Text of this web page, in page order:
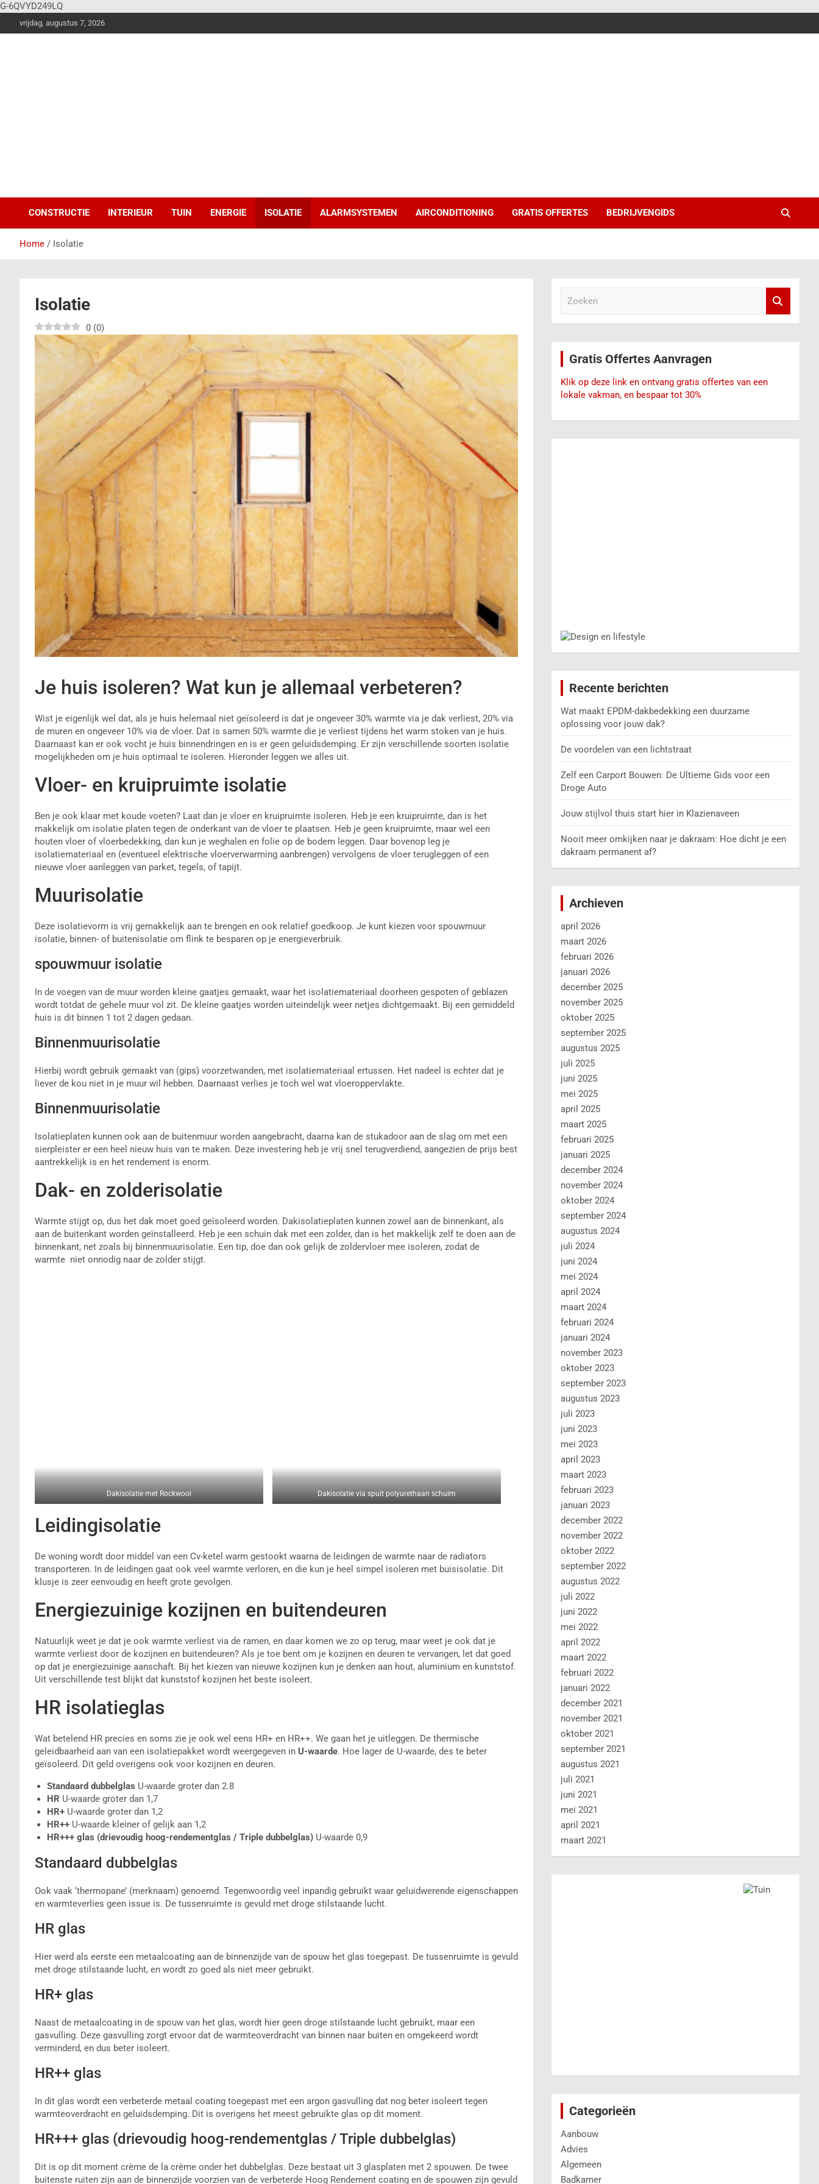
G-6QVYD249LQ
vrijdag, augustus 7, 2026
CONSTRUCTIE INTERIEUR TUIN ENERGIE ISOLATIE ALARMSYSTEMEN AIRCONDITIONING GRATIS OFFERTES BEDRIJVENGIDS
Home Isolatie
Isolatie
0 (0)
Je huis isoleren? Wat kun je allemaal verbeteren?
Wist je eigenlijk wel dat, als je huis helemaal niet geïsoleerd is dat je ongeveer 30% warmte via je dak verliest, 20% via
de muren en ongeveer 10% via de vloer. Dat is samen 50% warmte die je verliest tijdens het warm stoken van je huis.
Daarnaast kan er ook vocht je huis binnendringen en is er geen geluidsdemping. Er zijn verschillende soorten isolatie
mogelijkheden om je huis optimaal te isoleren. Hieronder leggen we alles uit.
Vloer- en kruipruimte isolatie
Ben je ook klaar met koude voeten? Laat dan je vloer en kruipruimte isoleren. Heb je een kruipruimte, dan is het
makkelijk om isolatie platen tegen de onderkant van de vloer te plaatsen. Heb je geen kruipruimte, maar wel een
houten vloer of vloerbedekking, dan kun je weghalen en folie op de bodem leggen. Daar bovenop leg je
isolatiemateriaal en (eventueel elektrische vloerverwarming aanbrengen) vervolgens de vloer terugleggen of een
nieuwe vloer aanleggen van parket, tegels, of tapijt.
Muurisolatie
Deze isolatievorm is vrij gemakkelijk aan te brengen en ook relatief goedkoop. Je kunt kiezen voor spouwmuur
isolatie, binnen- of buitenisolatie om flink te besparen op je energieverbruik.
spouwmuur isolatie
In de voegen van de muur worden kleine gaatjes gemaakt, waar het isolatiemateriaal doorheen gespoten of geblazen
wordt totdat de gehele muur vol zit. De kleine gaatjes worden uiteindelijk weer netjes dichtgemaakt. Bij een gemiddeld
huis is dit binnen 1 tot 2 dagen gedaan.
Binnenmuurisolatie
Hierbij wordt gebruik gemaakt van (gips) voorzetwanden, met isolatiemateriaal ertussen. Het nadeel is echter dat je
liever de kou niet in je muur wil hebben. Daarnaast verlies je toch wel wat vloeroppervlakte.
Binnenmuurisolatie
Isolatieplaten kunnen ook aan de buitenmuur worden aangebracht, daarna kan de stukadoor aan de slag om met een
sierpleister er een heel nieuw huis van te maken. Deze investering heb je vrij snel terugverdiend, aangezien de prijs best
aantrekkelijk is en het rendement is enorm.
Dak- en zolderisolatie
Warmte stijgt op, dus het dak moet goed geïsoleerd worden. Dakisolatieplaten kunnen zowel aan de binnenkant, als
aan de buitenkant worden geïnstalleerd. Heb je een schuin dak met een zolder, dan is het makkelijk zelf te doen aan de
binnenkant, net zoals bij binnenmuurisolatie. Een tip, doe dan ook gelijk de zoldervloer mee isoleren, zodat de
warmte niet onnodig naar de zolder stijgt.
Dakisolatie met Rockwool Dakisolatie via spuit polyurethaan schuim
Leidingisolatie
De woning wordt door middel van een Cv-ketel warm gestookt waarna de leidingen de warmte naar de radiators
transporteren. In de leidingen gaat ook veel warmte verloren, en die kun je heel simpel isoleren met buisisolatie. Dit
klusje is zeer eenvoudig en heeft grote gevolgen.
Energiezuinige kozijnen en buitendeuren
Natuurlijk weet je dat je ook warmte verliest via de ramen, en daar komen we zo op terug, maar weet je ook dat je
warmte verliest door de kozijnen en buitendeuren? Als je toe bent om je kozijnen en deuren te vervangen, let dat goed
op dat je energiezuinige aanschaft. Bij het kiezen van nieuwe kozijnen kun je denken aan hout, aluminium en kunststof.
Uit verschillende test blijkt dat kunststof kozijnen het beste isoleert.
HR isolatieglas
Wat betelend HR precies en soms zie je ook wel eens HR+ en HR++. We gaan het je uitleggen. De thermische
geleidbaarheid aan van een isolatiepakket wordt weergegeven in U-waarde. Hoe lager de U-waarde, des te beter
geïsoleerd. Dit geld overigens ook voor kozijnen en deuren.
Standaard dubbelglas U-waarde groter dan 2.8
HR U-waarde groter dan 1,7
HR+ U-waarde groter dan 1,2
HR++ U-waarde kleiner of gelijk aan 1,2
HR+++ glas (drievoudig hoog-rendementglas / Triple dubbelglas) U-waarde 0,9
Standaard dubbelglas
Ook vaak ‘thermopane’ (merknaam) genoemd. Tegenwoordig veel inpandig gebruikt waar geluidwerende eigenschappen
en warmteverlies geen issue is. De tussenruimte is gevuld met droge stilstaande lucht.
HR glas
Hier werd als eerste een metaalcoating aan de binnenzijde van de spouw het glas toegepast. De tussenruimte is gevuld
met droge stilstaande lucht, en wordt zo goed als niet meer gebruikt.
HR+ glas
Naast de metaalcoating in de spouw van het glas, wordt hier geen droge stilstaande lucht gebruikt, maar een
gasvulling. Deze gasvulling zorgt ervoor dat de warmteoverdracht van binnen naar buiten en omgekeerd wordt
verminderd, en dus beter isoleert.
HR++ glas
In dit glas wordt een verbeterde metaal coating toegepast met een argon gasvulling dat nog beter isoleert tegen
warmteoverdracht en geluidsdemping. Dit is overigens het meest gebruikte glas op dit moment.
HR+++ glas (drievoudig hoog-rendementglas / Triple dubbelglas)
Dit is op dit moment crème de la crème onder het dubbelglas. Deze bestaat uit 3 glasplaten met 2 spouwen. De twee
buitenste ruiten zijn aan de binnenzijde voorzien van de verbeterde Hoog Rendement coating en de spouwen zijn gevuld
Gratis Offertes Aanvragen
Klik op deze link en ontvang gratis offertes van een
lokale vakman, en bespaar tot 30%
Recente berichten
Wat maakt EPDM-dakbedekking een duurzame
oplossing voor jouw dak?
De voordelen van een lichtstraat
Zelf een Carport Bouwen: De Ultieme Gids voor een
Droge Auto
Jouw stijlvol thuis start hier in Klazienaveen
Nooit meer omkijken naar je dakraam: Hoe dicht je een
dakraam permanent af?
Archieven
april 2026
maart 2026
februari 2026
januari 2026
december 2025
november 2025
oktober 2025
september 2025
augustus 2025
juli 2025
juni 2025
mei 2025
april 2025
maart 2025
februari 2025
januari 2025
december 2024
november 2024
oktober 2024
september 2024
augustus 2024
juli 2024
juni 2024
mei 2024
april 2024
maart 2024
februari 2024
januari 2024
november 2023
oktober 2023
september 2023
augustus 2023
juli 2023
juni 2023
mei 2023
april 2023
maart 2023
februari 2023
januari 2023
december 2022
november 2022
oktober 2022
september 2022
augustus 2022
juli 2022
juni 2022
mei 2022
april 2022
maart 2022
februari 2022
januari 2022
december 2021
november 2021
oktober 2021
september 2021
augustus 2021
juli 2021
juni 2021
mei 2021
april 2021
maart 2021
Categorieën
Aanbouw
Advies
Algemeen
Badkamer